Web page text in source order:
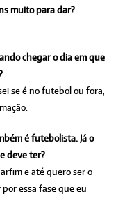
muito para dar?
chegar o dia em que
se é no futebol ou fora,
é futebolista. Já o
deve ter?
e até quero ser o
essa fase que eu